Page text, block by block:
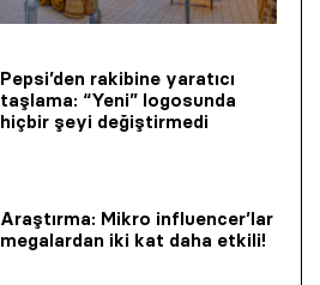
Pepsi’den rakibine yaratıcı
taşlama: “Yeni” logosunda
hiçbir şeyi değiştirmedi
Araştırma: Mikro influencer’lar
megalardan iki kat daha etkili!